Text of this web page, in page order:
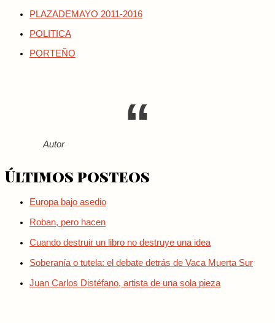
PLAZADEMAYO 2011-2016
POLITICA
PORTEÑO
Autor
Últimos posteos
Europa bajo asedio
Roban, pero hacen
Cuando destruir un libro no destruye una idea
Soberanía o tutela: el debate detrás de Vaca Muerta Sur
Juan Carlos Distéfano, artista de una sola pieza